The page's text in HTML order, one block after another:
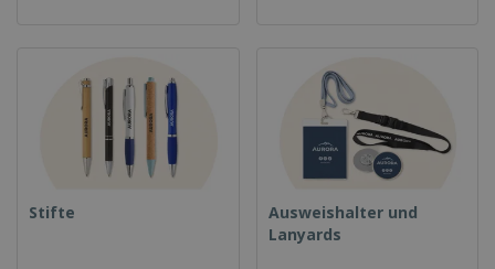
Stifte
Ausweishalter und
Lanyards